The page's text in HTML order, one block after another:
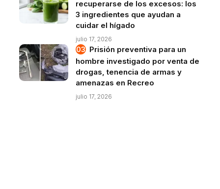
recuperarse de los excesos: los
3 ingredientes que ayudan a
cuidar el hígado
julio 17, 2026
Prisión preventiva para un
hombre investigado por venta de
drogas, tenencia de armas y
amenazas en Recreo
julio 17, 2026